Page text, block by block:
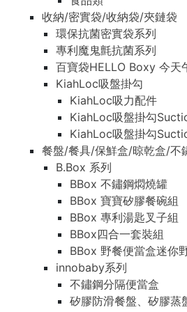
收納/密實袋/收納袋/夾鏈袋
環保抗菌密實袋系列
專利魔鬼氈抗菌系列
百寶袋HELLO Boxy 今天
KiahLoc吸盤掛勾
KiahLoc吸力配件
KiahLoc吸盤掛勾
KiahLoc吸盤掛勾
餐盤/餐具/保鮮盒/晾乾盒/不
B.Box 系列
BBox 不鏽鋼燜燒罐
BBox 寶寶矽膠餐碗組
BBox 專利湯匙叉子組
BBox四合一套裝組
BBox 野餐便當盒迷你
innobaby系列
不鏽鋼分隔便當盒
矽膠防滑餐盤、矽膠蒸